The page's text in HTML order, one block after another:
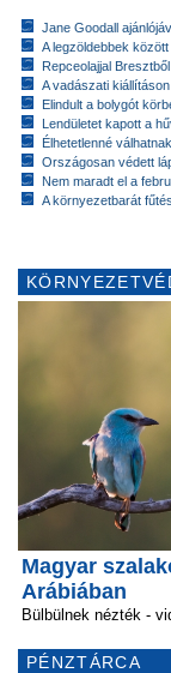
Jane Goodall
A legzöldebbek
Repceolajjal
A vadászati
Elindult a bolygót
Lendületet kapott a
Élhetetlenné
Országosan védett
Nem maradt el a
A környezetbarát
Magyar
Arábiában
Bülbülnek nézték -
PÉNZTÁRCA